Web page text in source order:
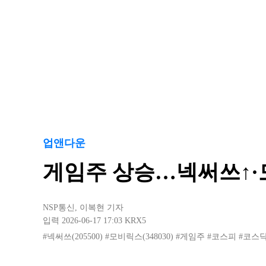
업앤다운
게임주 상승…넥써쓰↑·
NSP통신 , 이복현 기자
입력 2026-06-17 17:03 KRX5
#넥써쓰(205500) #모비릭스(348030) #게임주 #코스피 #코스